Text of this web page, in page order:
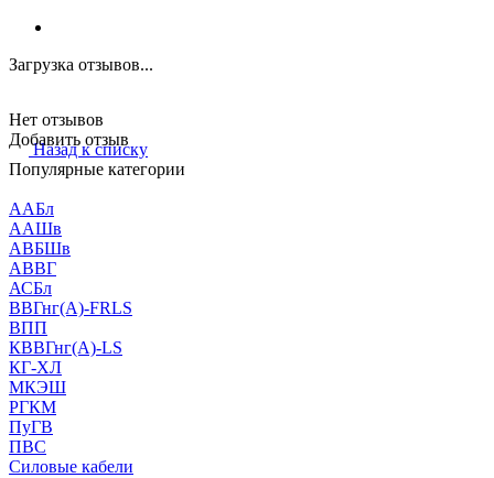
Загрузка отзывов...
Нет отзывов
Добавить отзыв
Назад к списку
Популярные категории
ААБл
ААШв
АВБШв
АВВГ
АСБл
ВВГнг(А)-FRLS
ВПП
КВВГнг(А)-LS
КГ-ХЛ
МКЭШ
РГКМ
ПуГВ
ПВС
Силовые кабели